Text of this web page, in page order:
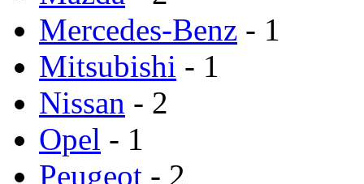
Mercedes-Benz - 1
Mitsubishi - 1
Nissan - 2
Opel - 1
Peugeot - 2